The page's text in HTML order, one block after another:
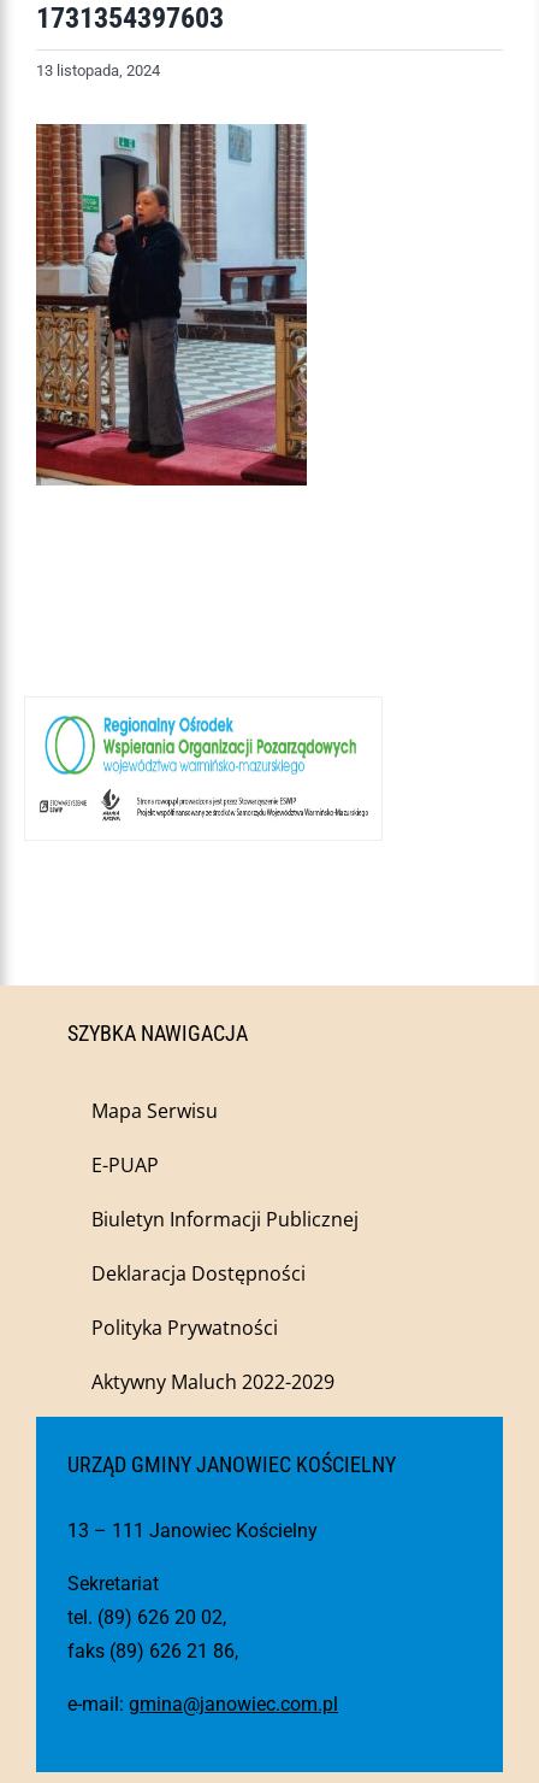
1731354397603
13 listopada, 2024
SZYBKA NAWIGACJA
Mapa Serwisu
E-PUAP
Biuletyn Informacji Publicznej
Deklaracja Dostępności
Polityka Prywatności
Aktywny Maluch 2022-2029
URZĄD GMINY JANOWIEC KOŚCIELNY
13 – 111 Janowiec Kościelny
Sekretariat
tel. (89) 626 20 02,
faks (89) 626 21 86,
e-mail: gmina@janowiec.com.pl